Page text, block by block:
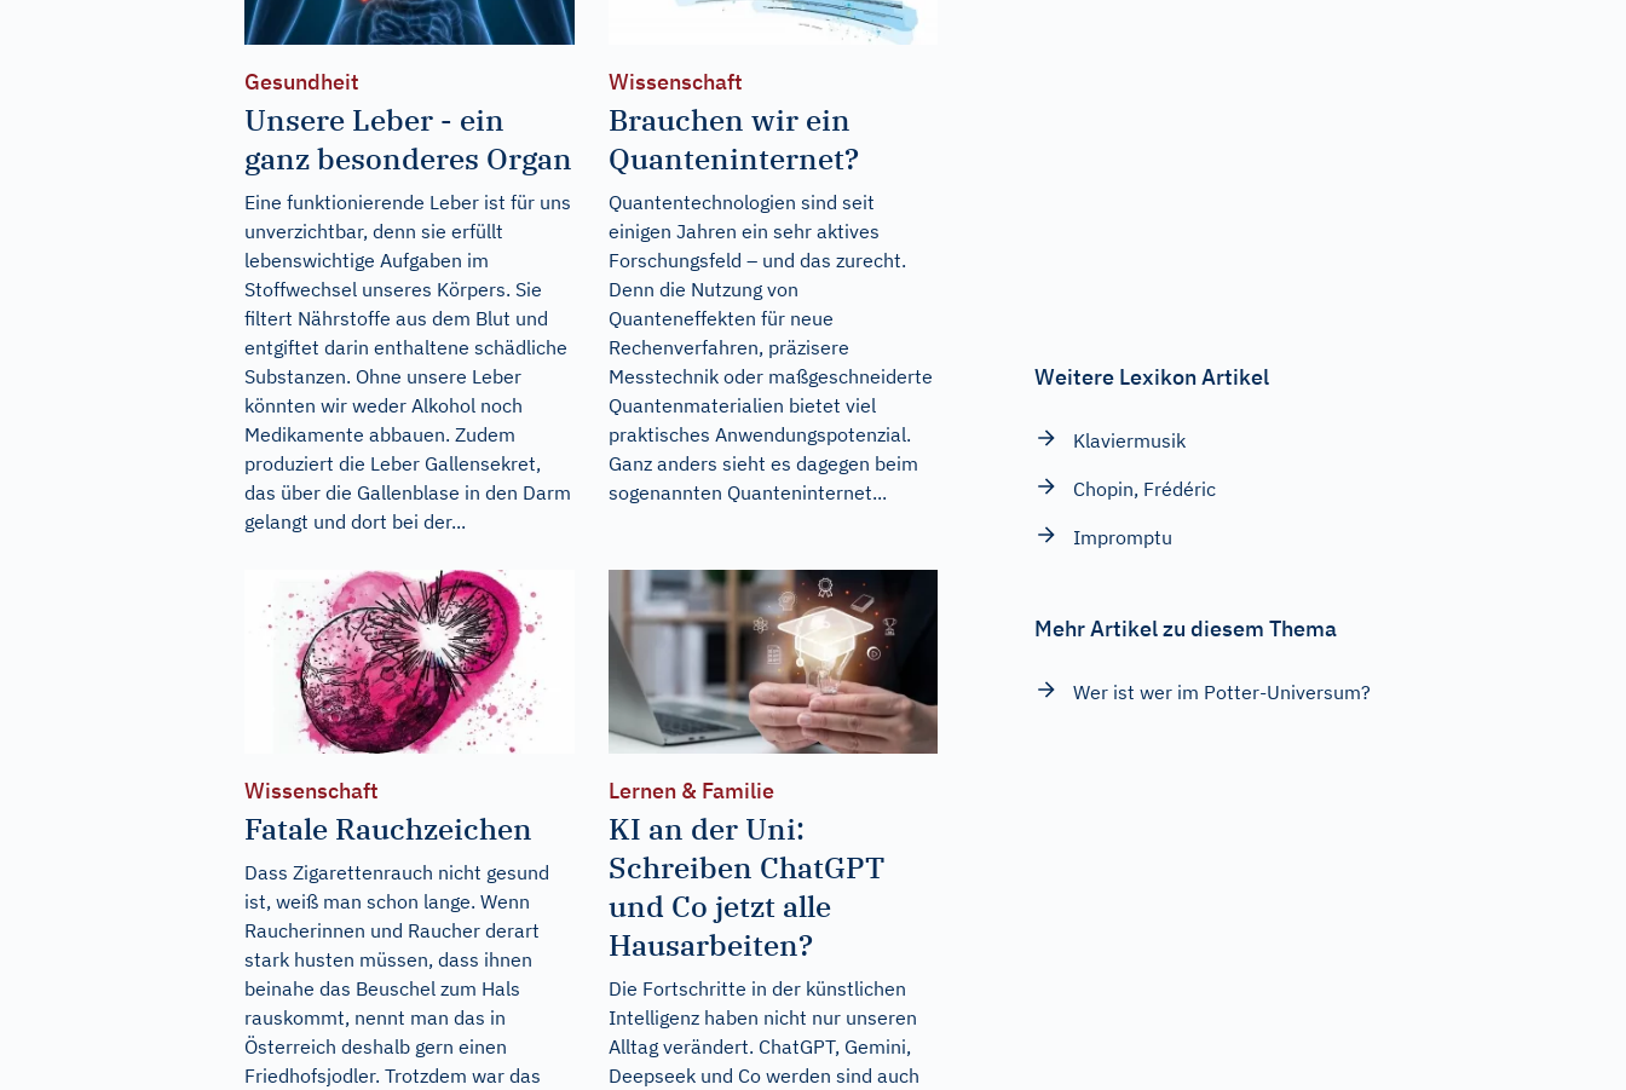
Gesundheit
Unsere Leber - ein
ganz besonderes Organ
Eine funktionierende Leber ist für uns
unverzichtbar, denn sie erfüllt
lebenswichtige Aufgaben im
Stoffwechsel unseres Körpers. Sie
filtert Nährstoffe aus dem Blut und
entgiftet darin enthaltene schädliche
Substanzen. Ohne unsere Leber
könnten wir weder Alkohol noch
Medikamente abbauen. Zudem
produziert die Leber Gallensekret,
das über die Gallenblase in den Darm
gelangt und dort bei der...
Wissenschaft
Brauchen wir ein
Quanteninternet?
Quantentechnologien sind seit
einigen Jahren ein sehr aktives
Forschungsfeld – und das zurecht.
Denn die Nutzung von
Quanteneffekten für neue
Rechenverfahren, präzisere
Messtechnik oder maßgeschneiderte
Quantenmaterialien bietet viel
praktisches Anwendungspotenzial.
Ganz anders sieht es dagegen beim
sogenannten Quanteninternet...
Wissenschaft
Fatale Rauchzeichen
Dass Zigarettenrauch nicht gesund
ist, weiß man schon lange. Wenn
Raucherinnen und Raucher derart
stark husten müssen, dass ihnen
beinahe das Beuschel zum Hals
rauskommt, nennt man das in
Österreich deshalb gern einen
Friedhofsjodler. Trotzdem war das
Lernen & Familie
KI an der Uni:
Schreiben ChatGPT
und Co jetzt alle
Hausarbeiten?
Die Fortschritte in der künstlichen
Intelligenz haben nicht nur unseren
Alltag verändert. ChatGPT, Gemini,
Deepseek und Co werden sind auch
Weitere Lexikon Artikel
Klaviermusik
Chopin, Frédéric
Impromptu
Mehr Artikel zu diesem Thema
Wer ist wer im Potter-Universum?